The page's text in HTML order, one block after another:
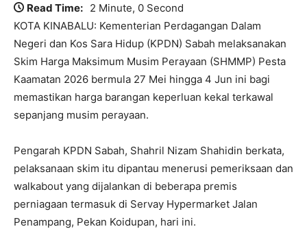
Read Time: 2 Minute, 0 Second
KOTA KINABALU: Kementerian Perdagangan Dalam
Negeri dan Kos Sara Hidup (KPDN) Sabah melaksanakan
Skim Harga Maksimum Musim Perayaan (SHMMP) Pesta
Kaamatan 2026 bermula 27 Mei hingga 4 Jun ini bagi
memastikan harga barangan keperluan kekal terkawal
sepanjang musim perayaan.
Pengarah KPDN Sabah, Shahril Nizam Shahidin berkata,
pelaksanaan skim itu dipantau menerusi pemeriksaan dan
walkabout yang dijalankan di beberapa premis
perniagaan termasuk di Servay Hypermarket Jalan
Penampang, Pekan Koidupan, hari ini.